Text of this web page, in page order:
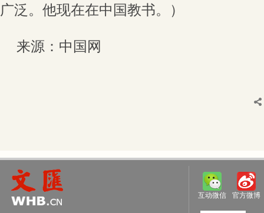
广泛。他现在在中国教书。）
来源：中国网
互动微信 官方微博